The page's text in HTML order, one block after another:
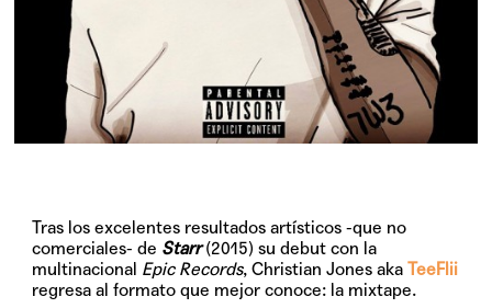
Tras los excelentes resultados artísticos -que no
comerciales- de Starr (2015) su debut con la
multinacional Epic Records, Christian Jones akaTeeFlii
regresa al formato que mejor conoce: la mixtape.